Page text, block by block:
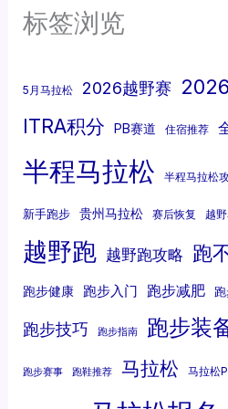
标签浏览
5月马拉松 2026越野赛
ITRA积分 PB赛道 住宿推荐
半程马拉松 半程马拉松
新手跑步 贵州马拉松 赛后恢复 越
越野跑 越野跑攻略 跑
跑步健康 跑步入门 跑步减肥
跑步技巧 跑步指南 跑步装
跑步赛事 跑鞋推荐 马拉松 马拉松